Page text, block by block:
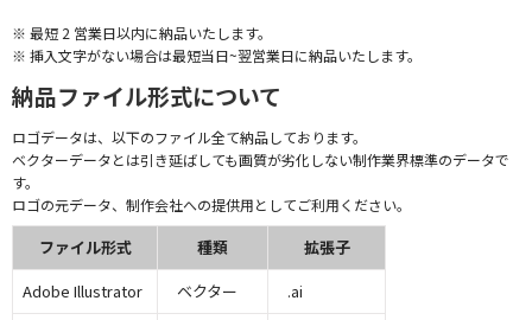
※ 最短 2 営業日以内に納品いたします。
※ 挿入文字がない場合は最短当日~翌営業日に納品いたします。
納品ファイル形式について
ロゴデータは、以下のファイル全て納品しております。
ベクターデータとは引き延ばしても画質が劣化しない制作業界標準のデータで
す。
ロゴの元データ、制作会社への提供用としてご利用ください。
ファイル形式 種類
拡張子
Adobe Illustrator
ベクター
.ai